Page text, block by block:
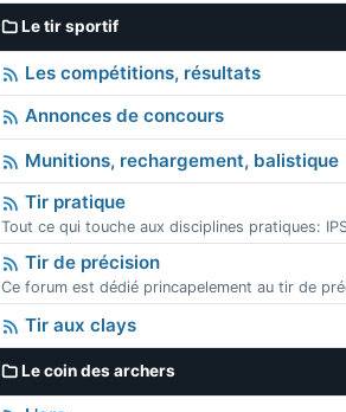
Le tir sportif
Les compétitions, résultats
Annonces de concours
Munitions, rechargement, balistique
Tir pratique
Tout ce qui touche aux disciplines pratiques:
Tir de précision
Ce forum est dédié princapelement au tir de
Tir aux clays
Le coin des archers